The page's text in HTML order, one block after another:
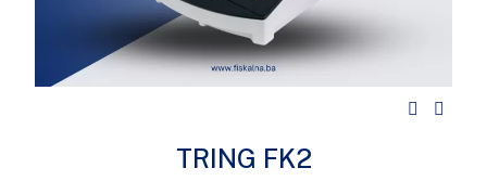
TRING FK2